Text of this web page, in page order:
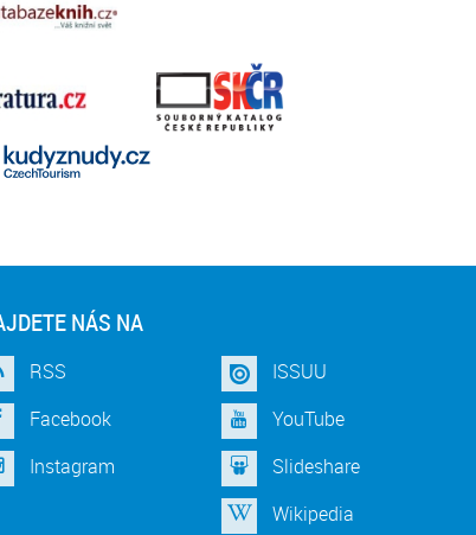
NÁS NA
RSS
Facebook
Instagram
ISSUU
YouTube
Slideshare
Wikipedia